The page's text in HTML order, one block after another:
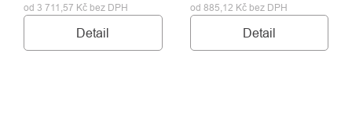
od 3 711,57 Kč bez DPH
Detail
od 885,12 Kč bez DPH
Detail